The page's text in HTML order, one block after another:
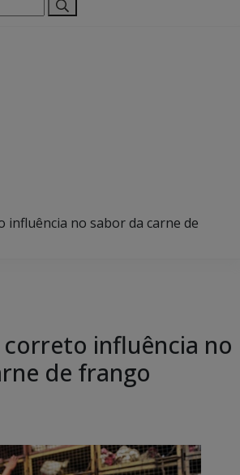
no sabor da carne de
influência no
de frango